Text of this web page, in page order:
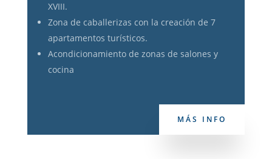
XVIII.
Zona de caballerizas con la creación de 7
apartamentos turísticos.
Acondicionamiento de zonas de salones y
cocina
MÁS INFO